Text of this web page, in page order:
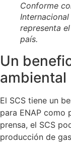
Conforme
representa
país.
Un
ambiental
El SCS tiene un
para ENAP como
prensa, el SCS
producción de